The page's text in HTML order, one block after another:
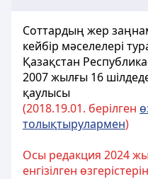
Соттардың жер
кейбір мәселелері
Қазақстан
2007 жылғы 16
қаулысы
(2018.19.01. берілген
толықтырулармен)
Осы редакция 2024
енгізілген